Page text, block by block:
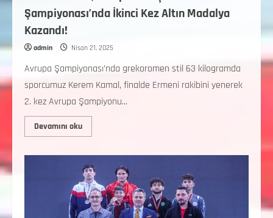
Şampiyonası’nda İkinci Kez Altın Madalya
Kazandı!
admin Nisan 21, 2025
Avrupa Şampiyonası’nda grekoromen stil 63 kilogramda
sporcumuz Kerem Kamal, finalde Ermeni rakibini yenerek
2. kez Avrupa Şampiyonu...
Devamını oku